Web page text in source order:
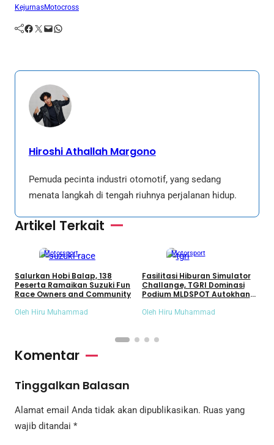
KejurnasMotocross
Facebook Twitter Mail WhatsApp
Hiroshi Athallah Margono
Pemuda pecinta industri otomotif, yang sedang
menata langkah di tengah riuhnya perjalanan hidup.
Artikel Terkait
Motorsport
Salurkan Hobi Balap, 138
Peserta Ramaikan Suzuki Fun
Race Owners and Community
Oleh Hiru Muhammad
Motorsport
Fasilitasi Hiburan Simulator
Challange, TGRI Dominasi
Podium MLDSPOT Autokhana
Oleh Hiru Muhammad
Komentar
Tinggalkan Balasan
Alamat email Anda tidak akan dipublikasikan. Ruas yang
wajib ditandai *